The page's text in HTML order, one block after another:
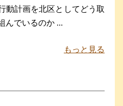
動計画を北区としてどう取
んでいるのか …
もっと見る